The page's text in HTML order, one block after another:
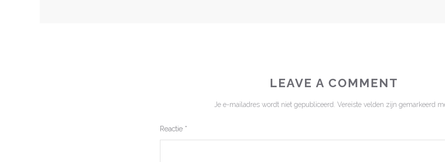
LEAVE A COMMENT
Je e-mailadres wordt niet gepubliceerd. Vereiste velden zijn gemarkeerd
Reactie *